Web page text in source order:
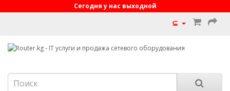
Сегодня у нас выходной
⊆